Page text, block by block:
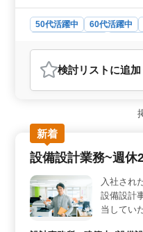
50代活躍中 60代活躍中
おすすめポイント
＜ワークライフバランスの充実＞ 本求
み」と「残業なし」が
います。定時での退社が
間をしっかり確保でき、
に最適です。 ＜50代・60代も活躍中の安心感＞ 幅
広い年代が活躍しており
が魅力です。経験豊富な
ても活躍できる職場環境
考えている方にも適した求人です。
せる業務内容＞ 税理士補助として「月次巡回監査」
検討リスト に追加
新着
設備設計業務~週休
入社され
設備設計
当してい